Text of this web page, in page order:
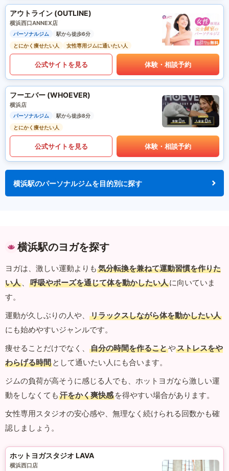
アウトライン (OUTLINE)
横浜西口ANNEX店
パーソナルジム
駅から徒歩6分
とにかく痩せたい人
女性専用ジムに通いたい人
公式サイトを見る 体験・相談予約
フーエバー (WHOEVER)
横浜店
パーソナルジム
駅から徒歩8分
とにかく痩せたい人
公式サイトを見る 体験・相談予約
横浜駅のパーソナルジムを目的別に探す
横浜駅のヨガを探す
ヨガは、激しい運動よりも 気分転換を兼ねて運動習慣を作りた
い人 、 呼吸やポーズを通じて体を動かしたい人に向いていま
す。
運動が久しぶりの人や、
リラックスしながら体を動かしたい人
にも始めやすいジャンルです。
痩せることだけでなく、
自分の時間を作ることやストレスをや
わらげる時間 として通いたい人にも合います。
ジムの負荷が高そうに感じる人でも、ホットヨガなら激しい運
動をしなくても 汗をかく爽快感 を得やすい場合があります。
女性専用スタジオの安心感や、無理なく続けられる回数かも確
認しましょう。
ホットヨガスタジオ LAVA
横浜西口店